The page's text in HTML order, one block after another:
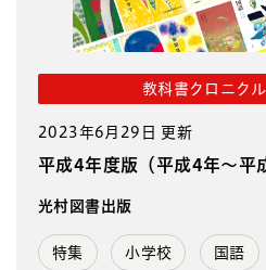
教科書クロニク
2023年6月29日 更新
平成4年度版（平成4年～平
光村図書出版
特集 小学校 国語